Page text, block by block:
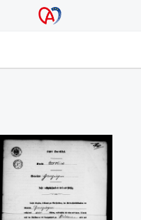
Archives Alsace - Colmar